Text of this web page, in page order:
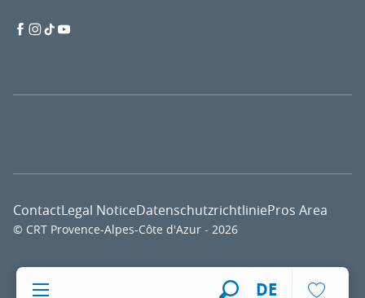
DE
© CRT Provence-Alpes-Côte d'Azur - 2026
ContactLegal NoticeDatenschutzrichtliniePros Area